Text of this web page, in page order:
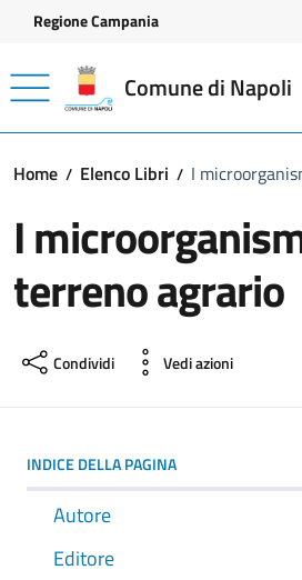
Vai ai contenuti
Vai al footer
Regione Campania
Comune di Napoli
Home Elenco Libri I
I
terreno agrario
Condividi Vedi azioni
INDICE DELLA PAGINA
Autore
Editore